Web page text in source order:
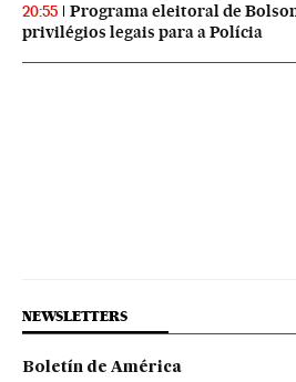
20:55
Programa eleitoral de
privilégios legais para a Polícia
NEWSLETTERS
Boletín de América